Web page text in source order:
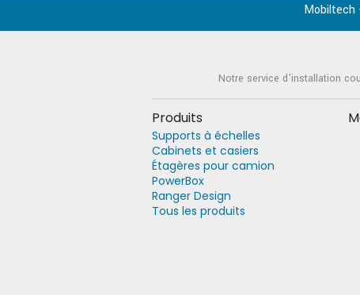
Mobiltech
Notre service d'installation
Produits
Supports à échelles
Cabinets et casiers
Étagères pour camion
PowerBox
Ranger Design
Tous les produits